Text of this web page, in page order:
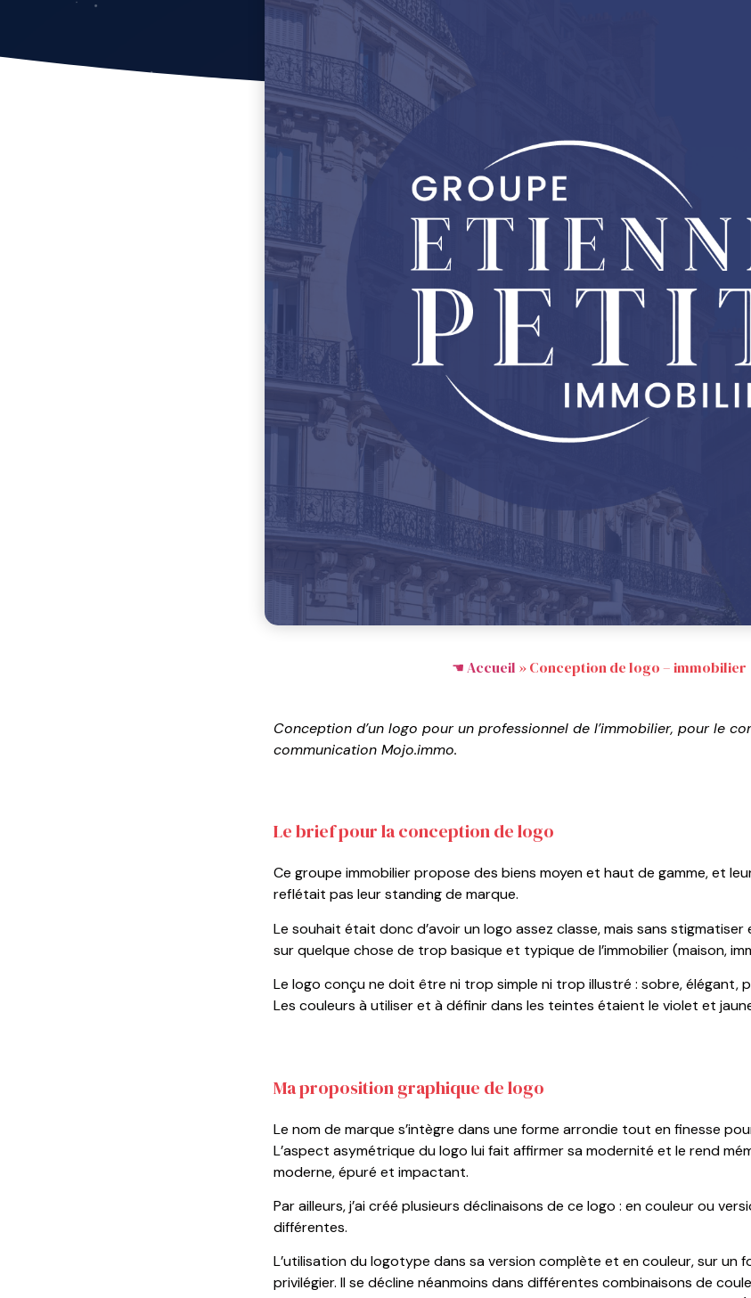
Accueil »Conception de logo – immobilier
Conception d’un logo pour un professionnel de l’immobilier, pour le
communication Mojo.immo.
Le brief pour la conception de logo
Ce groupe immobilier propose des biens moyen et haut de gamme, et
reflétait pas leur standing de marque.
Le souhait était donc d’avoir un logo assez classe, mais sans
sur quelque chose de trop basique et typique de l’immobilier (maison,
Le logo conçu ne doit être ni trop simple ni trop illustré : sobre, élégant,
Les couleurs à utiliser et à définir dans les teintes étaient le violet et
Ma proposition graphique de logo
Le nom de marque s’intègre dans une forme arrondie tout en finesse
L’aspect asymétrique du logo lui fait affirmer sa modernité et le rend
moderne, épuré et impactant.
Par ailleurs, j’ai créé plusieurs déclinaisons de ce logo : en couleur ou
différentes.
L’utilisation du logotype dans sa version complète et en couleur, sur un
privilégier. Il se décline néanmoins dans différentes combinaisons de